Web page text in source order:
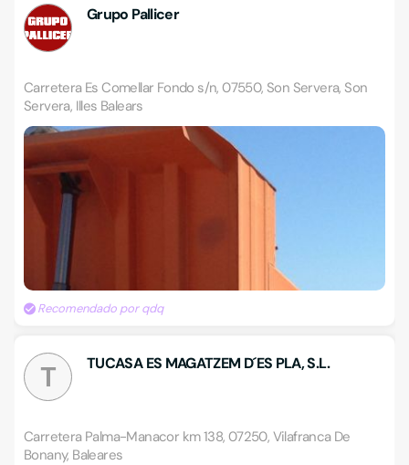
Grupo Pallicer
Carretera Es Comellar Fondo s/n, 07550, Son Servera, Son
Servera, Illes Balears
Recomendado por qdq
T TUCASA ES MAGATZEM D´ES PLA, S.L.
Carretera Palma-Manacor km 138, 07250, Vilafranca De
Bonany, Baleares